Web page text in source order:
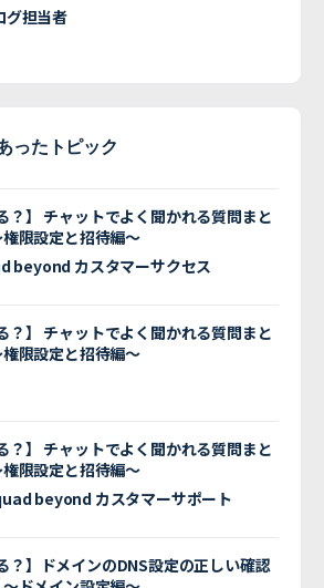
グ担当者
ったトピック
？】 チャットでよく聞かれる質問まと
限設定と招待編〜
beyond カスタマーサクセス
？】 チャットでよく聞かれる質問まと
限設定と招待編〜
？】 チャットでよく聞かれる質問まと
限設定と招待編〜
beyond カスタマーサポート
？】ドメインのDNS設定の正しい確認